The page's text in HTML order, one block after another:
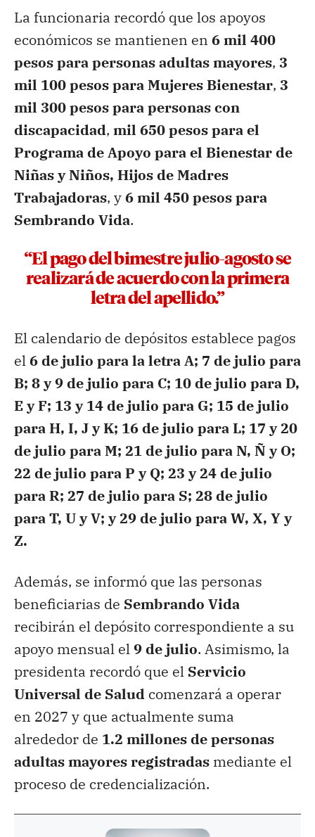
La funcionaria recordó que los apoyos
económicos se mantienen en 6 mil 400
pesos para personas adultas mayores, 3
mil 100 pesos para Mujeres Bienestar, 3
mil 300 pesos para personas con
discapacidad, mil 650 pesos para el
Programa de Apoyo para el Bienestar de
Niñas y Niños, Hijos de Madres
Trabajadoras, y6 mil 450 pesos para
Sembrando Vida.
“El pago del bimestre julio-agosto se
realizará de acuerdo con la primera
letra del apellido.”
El calendario de depósitos establece pagos
el6 de julio para la letra A; 7 de julio para
B; 8 y 9 de julio para C; 10 de julio para D,
E y F; 13 y 14 de julio para G; 15 de julio
para H, I, J y K; 16 de julio para L; 17 y 20
de julio para M; 21 de julio para N, Ñ y O;
22 de julio para P y Q; 23 y 24 de julio
para R; 27 de julio para S; 28 de julio
para T, U y V; y 29 de julio para W, X, Y y
Z.
Además, se informó que las personas
beneficiarias de Sembrando Vida
recibirán el depósito correspondiente a su
apoyo mensual el9 de julio. Asimismo, la
presidenta recordó que el Servicio
Universal de Salud comenzará a operar
en 2027 y que actualmente suma
alrededor de 1.2 millones de personas
adultas mayores registradas mediante el
proceso de credencialización.